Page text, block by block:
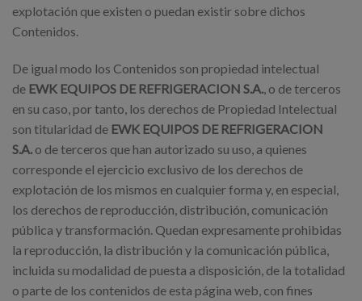
explotación que existen o puedan existir sobre dichos
Contenidos.
De igual modo los Contenidos son propiedad intelectual
de EWK EQUIPOS DE REFRIGERACION S.A., o de terceros
en su caso, por tanto, los derechos de Propiedad Intelectual
son titularidad de EWK EQUIPOS DE REFRIGERACION
S.A. o de terceros que han autorizado su uso, a quienes
corresponde el ejercicio exclusivo de los derechos de
explotación de los mismos en cualquier forma y, en especial,
los derechos de reproducción, distribución, comunicación
pública y transformación. Quedan expresamente prohibidas
la reproducción, la distribución y la comunicación pública,
incluida su modalidad de puesta a disposición, de la totalidad
o parte de los contenidos de esta página web, con fines